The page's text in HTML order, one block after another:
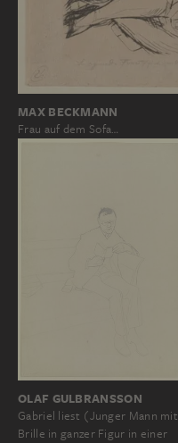
MAX BECKMANN
Frau auf dem Sofa…
OLAF GULBRANSSON
Gabriel liest (Junger Mann mit
Brille in ganzer Figur in einer